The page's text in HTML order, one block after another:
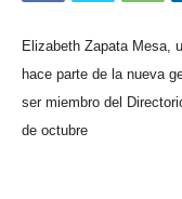
Elizabeth Zapata Mesa,
hace parte de la nueva
ser miembro del
de octubre